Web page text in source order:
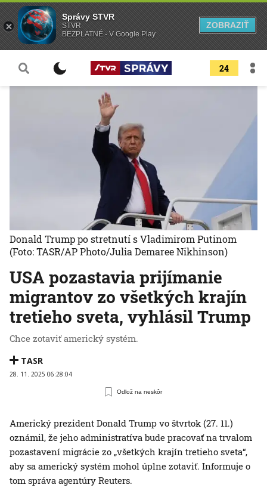
24
USA pozastavia prijímanie
migrantov zo všetkých krajín
tretieho sveta, vyhlásil Trump
Chce zotaviť americký systém.
TASR
28. 11. 2025 06:28:04
Odlož na neskôr
Donald Trump po stretnutí s Vladimirom Putinom
(Foto: TASR/AP Photo/Julia Demaree Nikhinson)
Americký prezident Donald Trump vo štvrtok (27. 11.)
oznámil, že jeho administratíva bude pracovať na trvalom
pozastavení migrácie zo „všetkých krajín tretieho sveta“,
aby sa americký systém mohol úplne zotaviť. Informuje o
tom správa agentúry Reuters.
Správy STVR
STVR
BEZPLATNÉ - V Google Play
ZOBRAZIŤ